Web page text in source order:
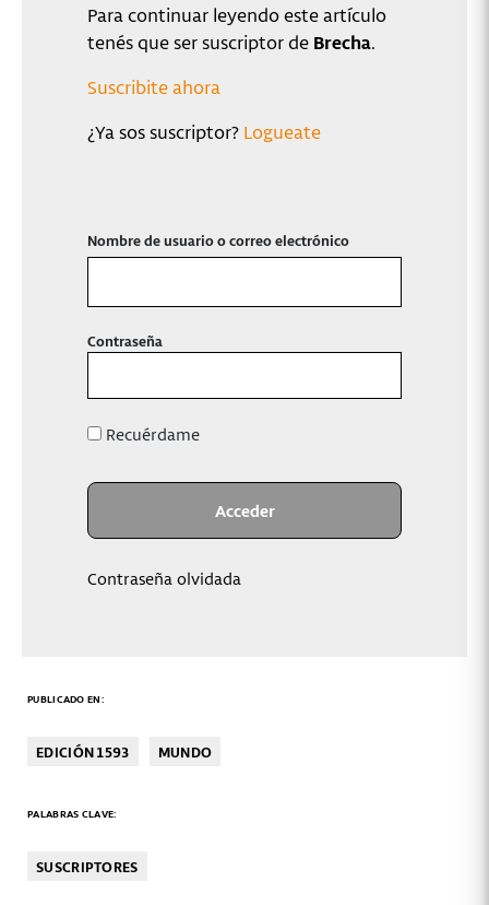
Para continuar leyendo este artículo
tenés que ser suscriptor de Brecha.
Suscribite ahora
¿Ya sos suscriptor? Logueate
Nombre de usuario o correo electrónico
Contraseña
Recuérdame
Contraseña olvidada
PUBLICADO EN:
EDICIÓN 1593 MUNDO
PALABRAS CLAVE:
SUSCRIPTORES